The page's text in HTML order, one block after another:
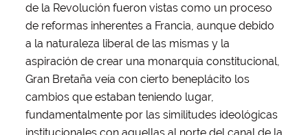
de la Revolución fueron vistas como un proceso
de reformas inherentes a Francia, aunque debido
a la naturaleza liberal de las mismas y la
aspiración de crear una monarquía constitucional,
Gran Bretaña veía con cierto beneplácito los
cambios que estaban teniendo lugar,
fundamentalmente por las similitudes ideológicas
institucionales con aquellas al norte del canal de la